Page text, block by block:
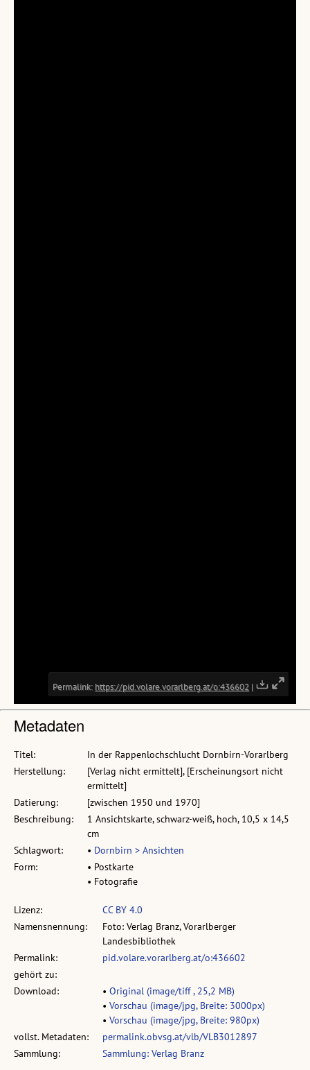
Metadaten
Titel:
In der Rappenlochschlucht Dornbirn-Vorarlberg
Herstellung:
[Verlag nicht ermittelt], [Erscheinungsort nicht
ermittelt]
Datierung:
[zwischen 1950 und 1970]
Beschreibung:
1 Ansichtskarte, schwarz-weiß, hoch, 10,5 x 14,5
cm
Schlagwort:
• Dornbirn > Ansichten
Form:
• Postkarte
• Fotografie
Lizenz:
CC BY 4.0
Namensnennung:
Foto: Verlag Branz, Vorarlberger
Landesbibliothek
Permalink:
pid.volare.vorarlberg.at/o:436602
gehört zu:
Download:
• Original (image/tiff , 25,2 MB)
• Vorschau (image/jpg, Breite: 3000px)
• Vorschau (image/jpg, Breite: 980px)
vollst. Metadaten:
permalink.obvsg.at/vlb/VLB3012897
Sammlung:
Sammlung: Verlag Branz